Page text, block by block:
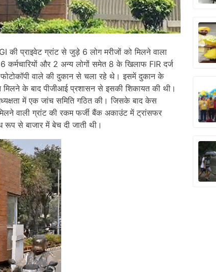
प्राइवेट ग्रांट से जुड़े 6 लोग मरीजों को मिलने वाला
और 2 अन्य लोगों समेत 8 के खिलाफ FIR दर्ज
वाले की दुकान से चला रहे थे। इसमें दुकान के
के बाद पीजीआई प्रशासन से इसकी शिकायत की थी।
में एक जांच समिति गठित की। जिसके बाद केस
वाली ग्रांट की रकम फर्जी बैंक अकाउंट में ट्रांसफर
रूप से बाजार में बेच दी जाती थी।